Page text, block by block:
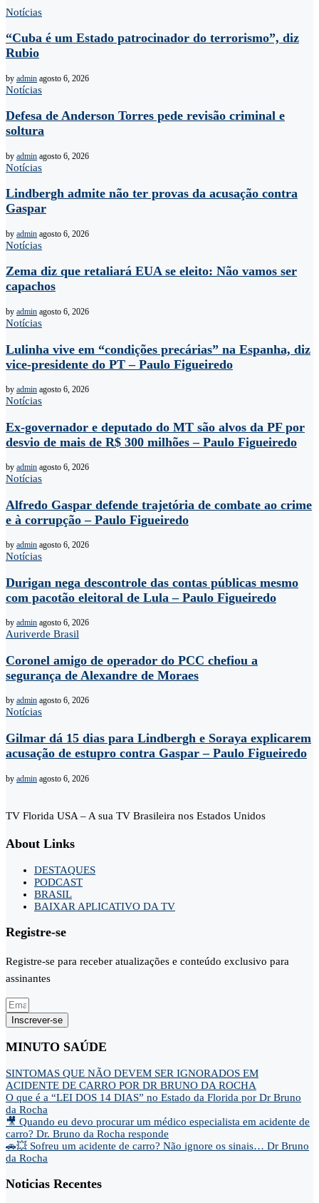
Notícias
“Cuba é um Estado patrocinador do terrorismo”, diz
Rubio
by admin agosto 6, 2026
Notícias
Defesa de Anderson Torres pede revisão criminal e
soltura
by admin agosto 6, 2026
Notícias
Lindbergh admite não ter provas da acusação contra
Gaspar
by admin agosto 6, 2026
Notícias
Zema diz que retaliará EUA se eleito: Não vamos ser
capachos
by admin agosto 6, 2026
Notícias
Lulinha vive em “condições precárias” na Espanha, diz
vice-presidente do PT – Paulo Figueiredo
by admin agosto 6, 2026
Notícias
Ex-governador e deputado do MT são alvos da PF por
desvio de mais de R$ 300 milhões – Paulo Figueiredo
by admin agosto 6, 2026
Notícias
Alfredo Gaspar defende trajetória de combate ao crime
e à corrupção – Paulo Figueiredo
by admin agosto 6, 2026
Notícias
Durigan nega descontrole das contas públicas mesmo
com pacotão eleitoral de Lula – Paulo Figueiredo
by admin agosto 6, 2026
Auriverde Brasil
Coronel amigo de operador do PCC chefiou a
segurança de Alexandre de Moraes
by admin agosto 6, 2026
Notícias
Gilmar dá 15 dias para Lindbergh e Soraya explicarem
acusação de estupro contra Gaspar – Paulo Figueiredo
by admin agosto 6, 2026
TV Florida USA – A sua TV Brasileira nos Estados Unidos
About Links
DESTAQUES
PODCAST
BRASIL
BAIXAR APLICATIVO DA TV
Registre-se
Registre-se para receber atualizações e conteúdo exclusivo para
assinantes
Inscrever-se
MINUTO SAÚDE
SINTOMAS QUE NÃO DEVEM SER IGNORADOS EM
ACIDENTE DE CARRO POR DR BRUNO DA ROCHA
O que é a “LEI DOS 14 DIAS” no Estado da Florida por Dr Bruno
da Rocha
🎥 Quando eu devo procurar um médico especialista em acidente de
carro? Dr. Bruno da Rocha responde
🚗💥 Sofreu um acidente de carro? Não ignore os sinais… Dr Bruno
da Rocha
Noticias Recentes